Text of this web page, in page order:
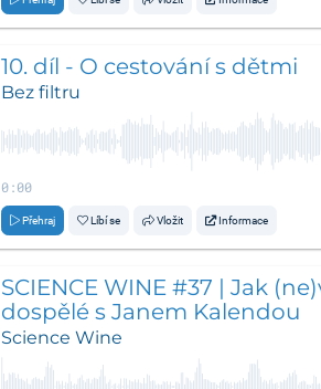
10. díl - O cestování s dětmi
Bez filtru
0:00
Přehraj Líbí se Vložit Informace
SCIENCE WINE #37 | Jak
dospělé s Janem Kalendou
Science Wine